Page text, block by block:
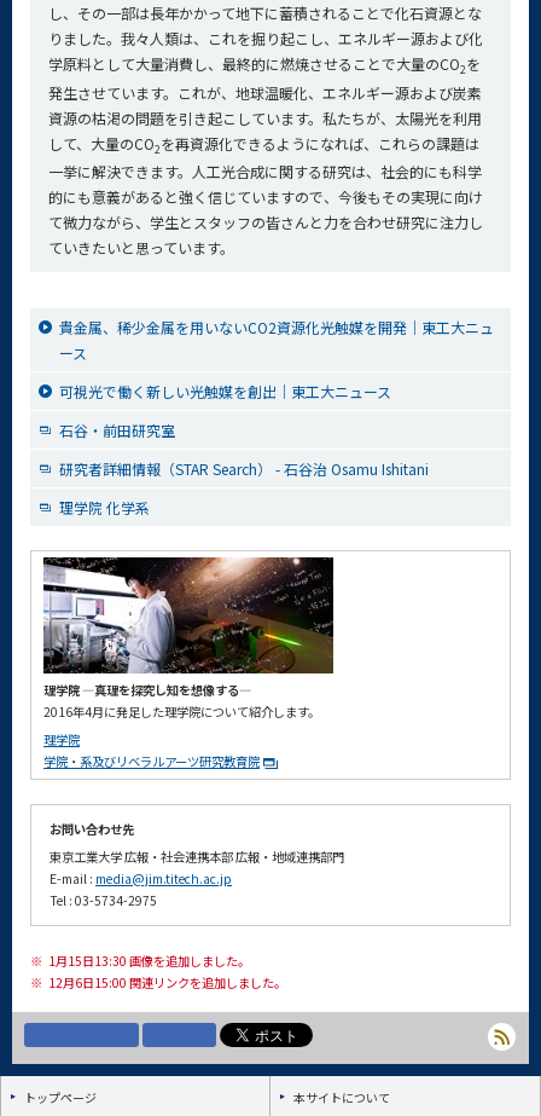
し、その一部は長年かかって地下に蓄積されることで化石資源とな
りました。我々人類は、これを掘り起こし、エネルギー源および化
学原料として大量消費し、最終的に燃焼させることで大量のCO2を
発生させています。これが、地球温暖化、エネルギー源および炭素
資源の枯渇の問題を引き起こしています。私たちが、太陽光を利用
して、大量のCO2を再資源化できるようになれば、これらの課題は
一挙に解決できます。人工光合成に関する研究は、社会的にも科学
的にも意義があると強く信じていますので、今後もその実現に向け
て微力ながら、学生とスタッフの皆さんと力を合わせ研究に注力し
ていきたいと思っています。
貴金属、稀少金属を用いないCO2資源化光触媒を開発｜東工大ニュ
ース
可視光で働く新しい光触媒を創出｜東工大ニュース
石谷・前田研究室
研究者詳細情報（STAR Search） - 石谷治 Osamu Ishitani
理学院 化学系
理学院 ―真理を探究し知を想像する―
2016年4月に発足した理学院について紹介します。
理学院
学院・系及びリベラルアーツ研究教育院
お問い合わせ先
東京工業大学 広報・社会連携本部 広報・地域連携部門
E-mail : media@jim.titech.ac.jp
Tel : 03-5734-2975
※ 1月15日13:30 画像を追加しました。
※ 12月6日15:00 関連リンクを追加しました。
トップページ 本サイトについて